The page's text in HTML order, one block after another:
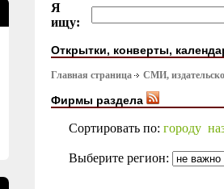
Я
ищу:
Открытки, конверты,
Главная страница СМИ,
Фирмы раздела
Сортировать по: городу
Выберите регион: